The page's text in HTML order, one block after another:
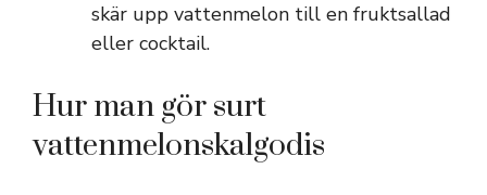
skär upp vattenmelon till en fruktsallad
eller cocktail.
Hur man gör surt
vattenmelonskalgodis